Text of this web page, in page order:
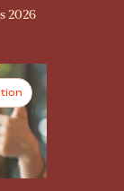
2026